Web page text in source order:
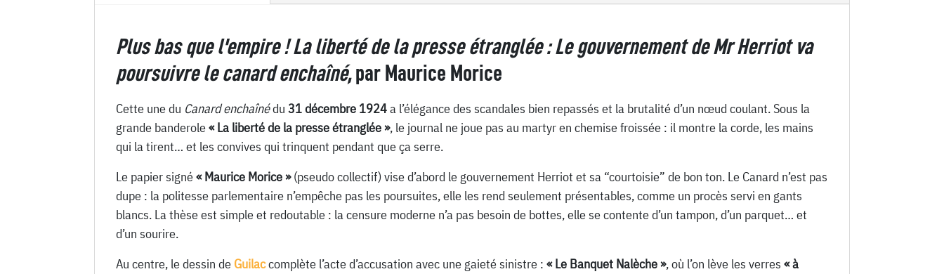
Enchaîné
Décembre
Plus bas que l'empire ! La liberté de la presse étranglée : Le gouvernement de Mr Herriot va
poursuivre le canard enchaîné,par Maurice Morice
Cette une du Canard enchaînédu31 décembre 1924a l’élégance des scandales bien repassés et la brutalité d’un nœud coulant. Sous la
grande banderole« La liberté de la presse étranglée », le journal ne joue pas au martyr en chemise froissée : il montre la corde, les mains
qui la tirent… et les convives qui trinquent pendant que ça serre.
Le papier signé« Maurice Morice »(pseudo collectif) vise d’abord le gouvernement Herriot et sa “courtoisie” de bon ton. Le Canard n’est pas
dupe : la politesse parlementaire n’empêche pas les poursuites, elle les rend seulement présentables, comme un procès servi en gants
blancs. La thèse est simple et redoutable : la censure moderne n’a pas besoin de bottes, elle se contente d’un tampon, d’un parquet… et
d’un sourire.
Au centre, le dessin de Guilaccomplète l’acte d’accusation avec une gaieté sinistre :« Le Banquet Nalèche », où l’on lève les verres« à